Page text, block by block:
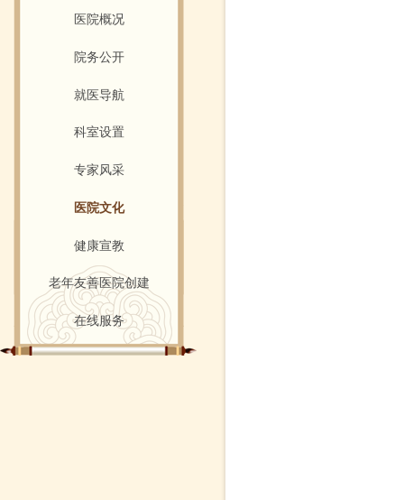
医院概况
院务公开
就医导航
科室设置
专家风采
医院文化
健康宣教
老年友善医院创建
在线服务